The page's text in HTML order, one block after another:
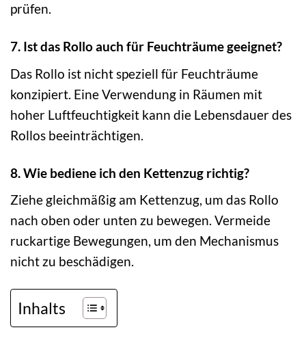
prüfen.
7. Ist das Rollo auch für Feuchträume geeignet?
Das Rollo ist nicht speziell für Feuchträume
konzipiert. Eine Verwendung in Räumen mit
hoher Luftfeuchtigkeit kann die Lebensdauer des
Rollos beeinträchtigen.
8. Wie bediene ich den Kettenzug richtig?
Ziehe gleichmäßig am Kettenzug, um das Rollo
nach oben oder unten zu bewegen. Vermeide
ruckartige Bewegungen, um den Mechanismus
nicht zu beschädigen.
Inhalts